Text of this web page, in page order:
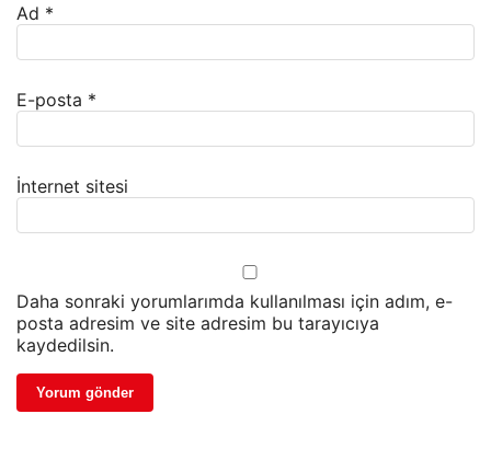
Ad *
E-posta *
İnternet sitesi
Daha sonraki yorumlarımda kullanılması için adım, e-
posta adresim ve site adresim bu tarayıcıya
kaydedilsin.